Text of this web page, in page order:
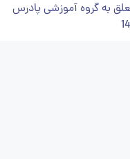
به گروه آموزشی پادرس